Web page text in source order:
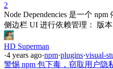
2
Node Dependencies 是一个
侧边栏 UI 进行依赖管理： 版
HD Superman
·4 years ago·npm·plugins·visual-
警惕 npm 包下毒，窃取用户隐